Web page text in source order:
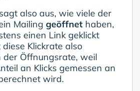
also aus, wie viele der
Mailing geöffnet haben,
einen Link geklickt
Klickrate also
Öffnungsrate, weil
an Klicks gemessen an
wird.